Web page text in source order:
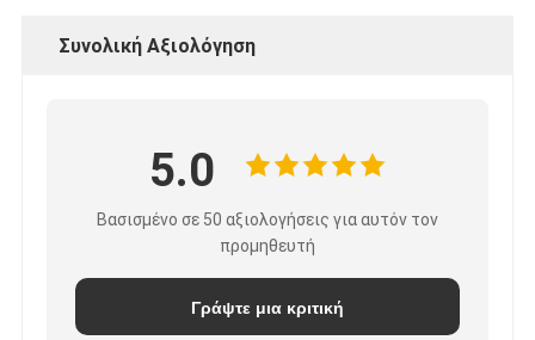
Συνολική Αξιολόγηση
5.0
Βασισμένο σε 50 αξιολογήσεις για αυτόν τον
προμηθευτή
Γράψτε μια κριτική